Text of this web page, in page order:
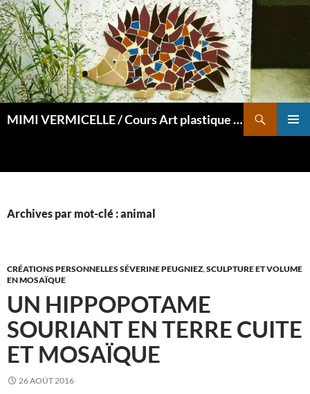
Aller
au
contenu
MIMI VERMICELLE / Cours Art plastique et mosaïque
Archives par mot-clé : animal
CRÉATIONS PERSONNELLES SÉVERINE PEUGNIEZ,SCULPTURE ET VOLUME
EN MOSAÏQUE
UN HIPPOPOTAME
SOURIANT EN TERRE CUITE
ET MOSAÏQUE
26 AOÛT 2016